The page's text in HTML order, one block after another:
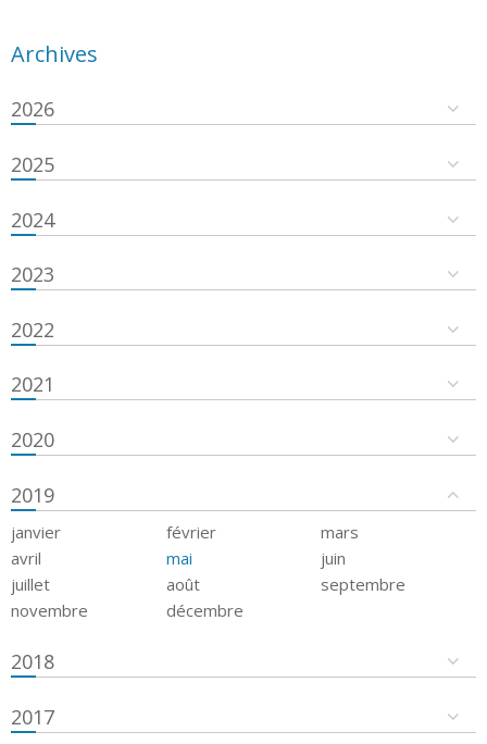
Archives
2026
2025
2024
2023
2022
2021
2020
2019
janvier février
mars
avril
mai
juin
juillet
août
septembre
novembre
décembre
2018
2017